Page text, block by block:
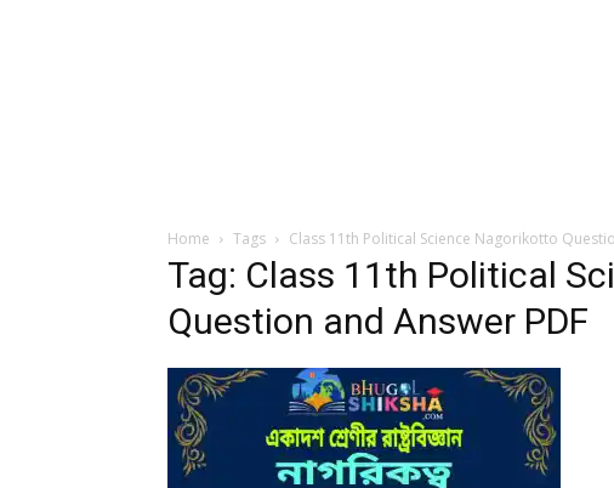
Home Tags Class 11th Political Science Nagorikotto
Tag: Class 11th Political
Question and Answer PDF